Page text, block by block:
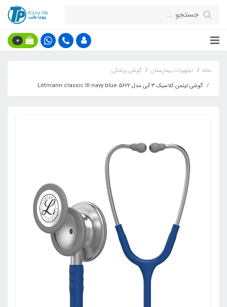
0
خانه تجهیزات بیمارستان
گوشی پزشکی
گوشی لیتمن کلاسیک ۳ آبی مدل Littmann classic III navy blue 5622